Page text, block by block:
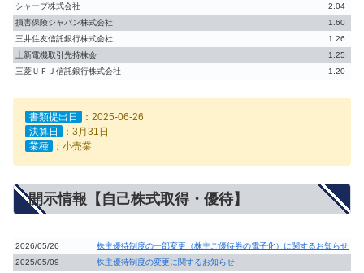
シャープ株式会社
2.04
損害保険ジャパン株式会社
1.60
三井住友信託銀行株式会社
1.26
上新電機取引先持株会
1.25
三菱ＵＦＪ信託銀行株式会社
1.20
書類提出日
：2025-06-26
決算日
：3月31日
業種
：小売業
開示情報【自己株式取得・優待】
2026/05/26
株主優待制度の一部変更（株主ご優待券の電子化）に関するお知らせ
2025/05/09
株主優待制度の変更に関するお知らせ